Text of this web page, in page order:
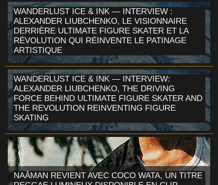
WANDERLUST ICE & INK — INTERVIEW :
ALEXANDER LIUBCHENKO, LE VISIONNAIRE
DERRIÈRE ULTIMATE FIGURE SKATER ET LA
RÉVOLUTION QUI RÉINVENTE LE PATINAGE
ARTISTIQUE
WANDERLUST ICE & INK — INTERVIEW:
ALEXANDER LIUBCHENKO, THE DRIVING
FORCE BEHIND ULTIMATE FIGURE SKATER AND
THE REVOLUTION REINVENTING FIGURE
SKATING
NAÂMAN REVIENT AVEC COCO WATA, UN TITRE